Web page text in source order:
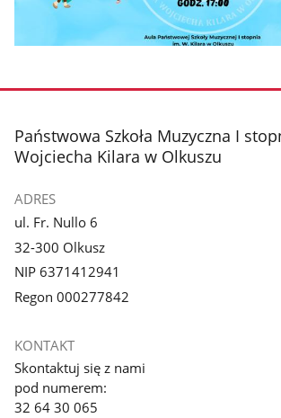
stopka
Państwowa Szkoła Muzyczna I
Wojciecha Kilara w Olkuszu
ADRES
ul. Fr. Nullo 6
32-300 Olkusz
NIP 6371412941
Regon 000277842
KONTAKT
Skontaktuj się z nami
pod numerem:
32 64 30 065